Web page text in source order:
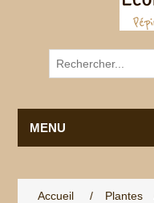
MENU
Accueil / Plantes